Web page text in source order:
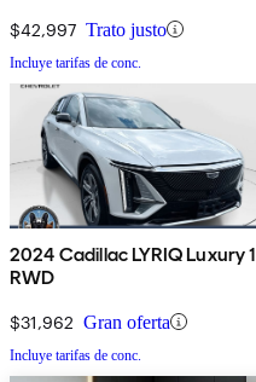
$42,997 Trato justo
Incluye tarifas de conc.
2024 Cadillac LYRIQ Luxury 1
RWD
$31,962 Gran oferta
Incluye tarifas de conc.